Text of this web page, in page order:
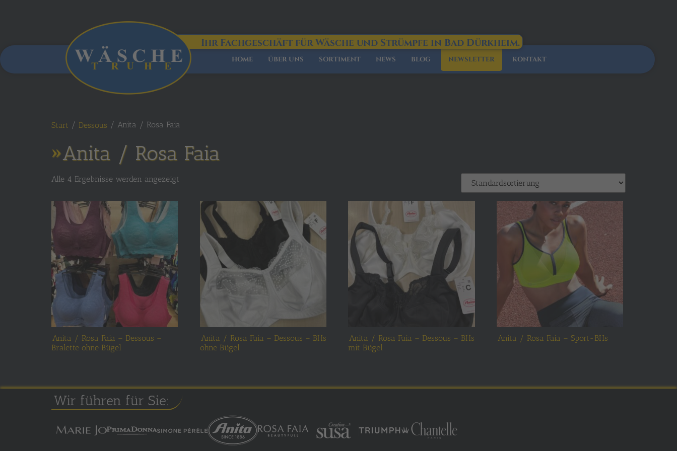
HOME ÜBER UNS SORTIMENT NEWS BLOG NEWSLETTER KONTAKT
Ihr Fachgeschäft für Wäsche und Strümpfe in Bad Dürkheim.
Start / Dessous / Anita / Rosa Faia
Anita / Rosa Faia
Alle 4 Ergebnisse werden angezeigt
Anita / Rosa Faia – Dessous –
Bralette ohne Bügel
Anita / Rosa Faia – Dessous – BHs
ohne Bügel
Anita / Rosa Faia – Dessous – BHs
mit Bügel
Anita / Rosa Faia – Sport-BHs
Wir führen für Sie: